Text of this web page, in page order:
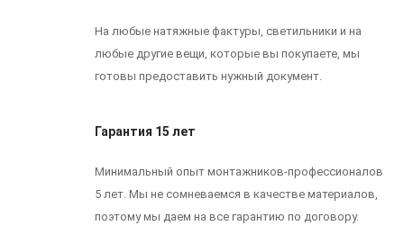
На любые натяжные фактуры, светильники и на
любые другие вещи, которые вы покупаете, мы
готовы предоставить нужный документ.
Гарантия 15 лет
Минимальный опыт монтажников-профессионалов
5 лет. Мы не сомневаемся в качестве материалов,
поэтому мы даем на все гарантию по договору.